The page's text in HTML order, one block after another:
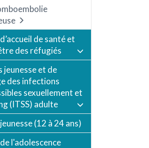
de santé et
des réfugiés
jeunesse et de
des infections
sexuellement et
(ITSS) adulte
(12 à 24 ans)
l'adolescence